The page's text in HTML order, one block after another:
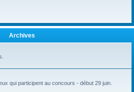
Archives
qui participent au concours - début 29 juin.